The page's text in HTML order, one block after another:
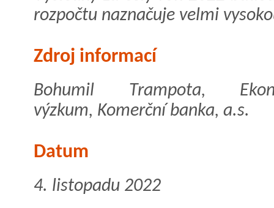
rozpočtu naznačuje velmi
Zdroj informací
Bohumil Trampota,
výzkum, Komerční banka, a.s.
Datum
4. listopadu 2022